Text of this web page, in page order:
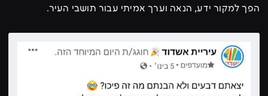
הפך למקור ידע, הנאה וערך אמיתי עבור תושבי העיר.